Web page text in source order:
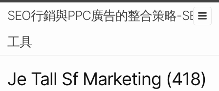
SEO行銷與PPC廣告的整合策略-SEO
工具
Je Tall Sf Marketing (418)